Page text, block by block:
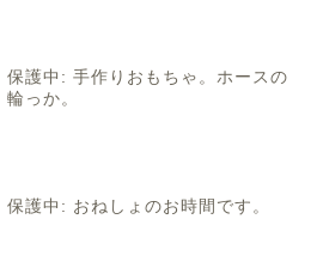
保護中: 手作りおもちゃ。ホースの
輪っか。
保護中: おねしょのお時間です。